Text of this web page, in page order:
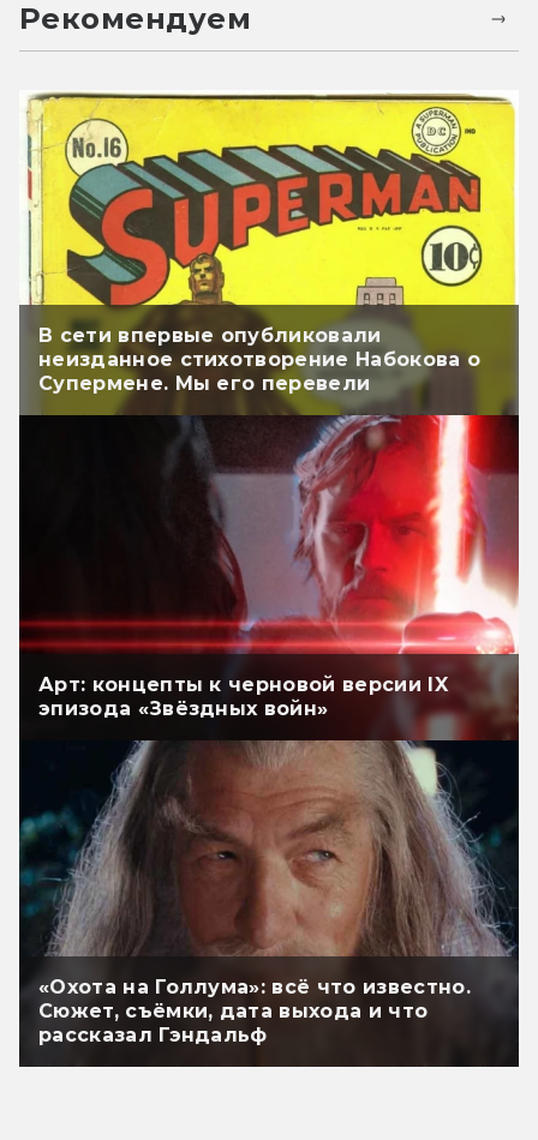
Рекомендуем
В сети впервые опубликовали
неизданное стихотворение Набокова о
Супермене. Мы его перевели
Арт: концепты к черновой версии IX
эпизода «Звёздных войн»
«Охота на Голлума»: всё что известно.
Сюжет, съёмки, дата выхода и что
рассказал Гэндальф